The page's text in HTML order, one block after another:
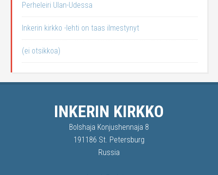
Perheleiri Ulan-Udessa
Inkerin kirkko -lehti on taas ilmestynyt
(ei otsikkoa)
INKERIN KIRKKO
Bolshaja Konjushennaja 8
191186 St. Petersburg
Russia